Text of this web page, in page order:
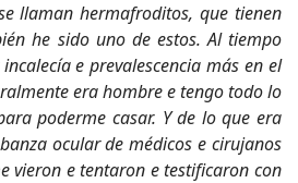
llaman hermafroditos, que tienen
he sido uno de estos. Al tiempo
e prevalescencia más en el
era hombre e tengo todo lo
poderme casar. Y de lo que era
ocular de médicos e cirujanos
vieron e tentaron e testificaron con